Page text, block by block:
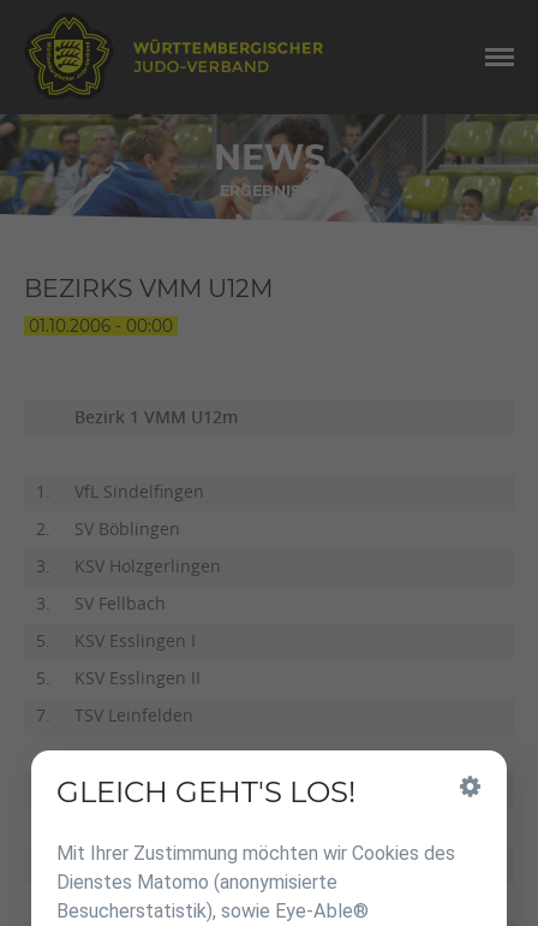
NEWS
ERGEBNISSE
BEZIRKS VMM U12M
01.10.2006 - 00:00
Bezirk 1 VMM U12m
1.
VfL Sindelfingen
2.
SV Böblingen
3.
KSV Holzgerlingen
3.
SV Fellbach
5.
KSV Esslingen I
5.
KSV Esslingen II
7.
TSV Leinfelden
JZ Heubach
Inhalt
GLEICH GEHT'S LOS!
Mit Ihrer Zustimmung möchten wir Cookies des
Dienstes Matomo (anonymisierte
Besucherstatistik), sowie Eye-Able®